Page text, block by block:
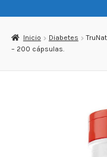
Términos y Condiciones
Inicio Diabetes
– 200 cápsulas.